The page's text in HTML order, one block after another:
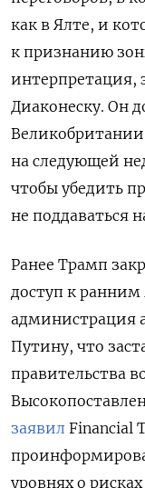
как в Ялте, и
к признанию
интерпретация,
Диаконеску. Он
на следующей
чтобы убедить
не поддаваться
Ранее Трамп
доступ к
администрация
Путину, что
правительства
заявил Financial
уровнях о